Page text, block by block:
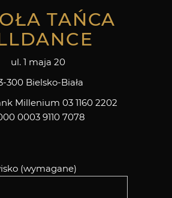
TAŃCA
ul. 1 maja 20
300 Bielsko-Biała
Millenium 03 1160 2202
0003 9110 7078
(wymagane)